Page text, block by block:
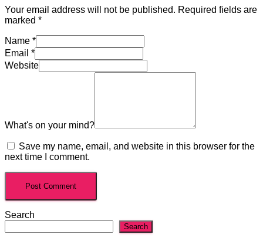
Your email address will not be published. Required fields are
marked *
Name *
Email *
Website
What's on your mind?
Save my name, email, and website in this browser for the
next time I comment.
Search
Search